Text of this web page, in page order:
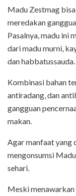
Madu Zestmag
meredakan
Pasalnya, madu ini
dari madu murni,
dan habbatussauda.
Kombinasi bahan
antiradang, dan
gangguan
makan.
Agar manfaat yang
mengonsumsi
sehari.
Meski menawarkan